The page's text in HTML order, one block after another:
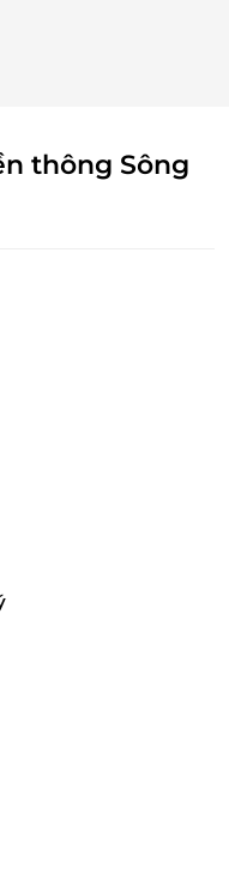
có giá trị quy
với chương trình
Sự Thoải Mái
chỉ rộng rãi mà còn
hiện đại, mang lại
Phòng có
việc, thưởng thức
riêng tư của mình.
để tiếp khách hoặc
bạn bè.
thông Sông